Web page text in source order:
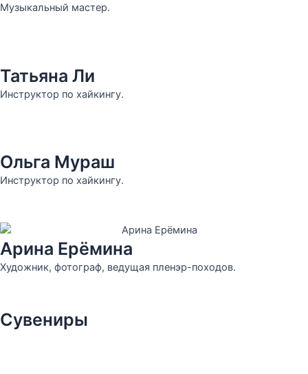
Музыкальный мастер.
Татьяна Ли
Инструктор по хайкингу.
Ольга Мураш
Инструктор по хайкингу.
Арина Ерёмина
Художник, фотограф, ведущая пленэр-походов.
Сувениры